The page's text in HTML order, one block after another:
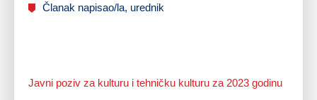
Članak napisao/la, urednik
Javni poziv za kulturu i tehničku kulturu za 2023 godinu